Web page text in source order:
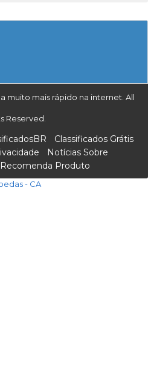
muito mais rápido na internet. All
Reserved.
Classificados Grátis
Notícias Sobre
Recomenda Produto
- CA